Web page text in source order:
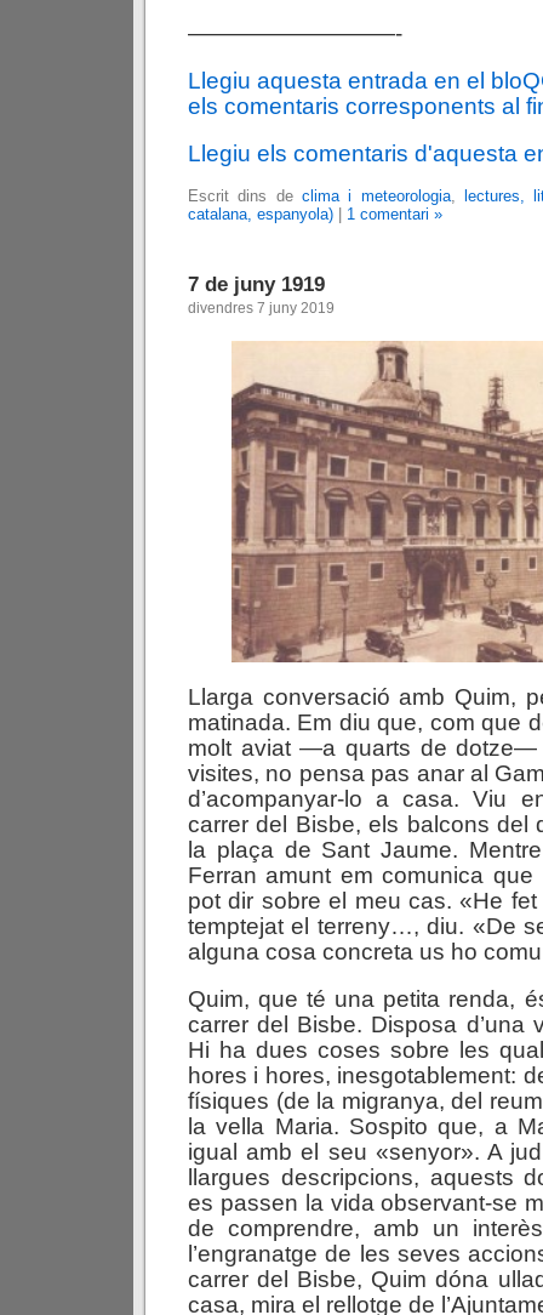
—————————-
Llegiu aquesta entrada en el
els comentaris corresponents al
Llegiu els comentaris d'aquesta
Escrit dins de clima i meteorologia,
lectures,
catalana, espanyola)
1 comentari »
7 de juny 1919
divendres 7 juny 2019
Llarga conversació amb Quim,
matinada. Em diu que, com que
molt aviat —a quarts de dotze—
visites, no pensa pas anar al
d’acompanyar-lo a casa. Viu
carrer del Bisbe, els balcons del
la plaça de Sant Jaume.
Ferran amunt em comunica
pot dir sobre el meu cas. «He
temptejat el terreny…, diu. «De
alguna cosa concreta us ho
Quim, que té una petita renda,
carrer del Bisbe. Disposa d’una
Hi ha dues coses sobre les
hores i hores, inesgotablement:
físiques (de la migranya, del
la vella Maria. Sospito que, a
igual amb el seu «senyor». A
llargues descripcions, aquests
es passen la vida observant-se
de comprendre, amb un
l’engranatge de les seves
carrer del Bisbe, Quim dóna
casa, mira el rellotge de